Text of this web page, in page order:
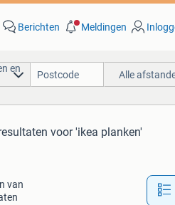
Berichten Meldingen
en
Alle
voor 'ikea planken'
van